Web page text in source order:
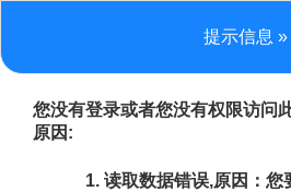
提示信息 »
您没有登录或者您没有权限访问
原因:
读取数据错误,原因：您